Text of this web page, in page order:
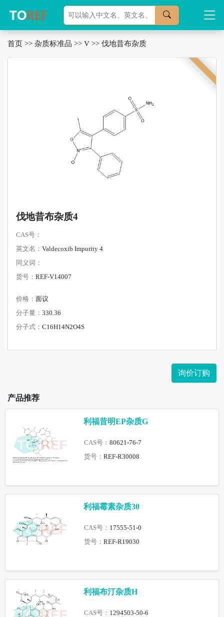
首页 >> 杂质标准品 >> V >> 伐地昔布杂质
伐地昔布杂质4
CAS号：
英文名： Valdecoxib Impurity 4
同义词：
货号： REF-V14007
价格： 面议
分子量： 330.36
分子式： C16H14N2O4S
询价订购
产品推荐
利福昔明EP杂质G
CAS号：80621-76-7
货号：REF-R30008
利福霉素杂质30
CAS号： 17555-51-0
货号：REF-R19030
利福布汀杂质H
CAS号： 1294503-50-6